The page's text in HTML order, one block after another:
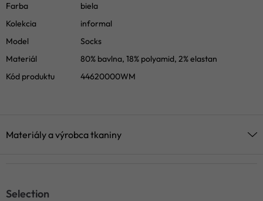
Farba
biela
Kolekcia
informal
Model
Socks
Materiál
80% bavlna, 18% polyamid, 2% elastan
Kód produktu
44620000WM
Materiály a výrobca tkaniny
Selection